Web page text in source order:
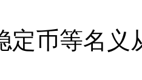
定币等名义